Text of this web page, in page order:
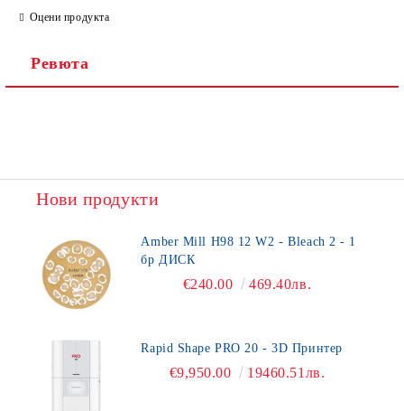
Оцени продукта
Ревюта
Нови продукти
Amber Mill H98 12 W2 - Bleach 2 - 1
бр ДИСК
€240.00 469.40лв.
Rapid Shape PRO 20 - 3D Принтер
€9,950.00 19460.51лв.